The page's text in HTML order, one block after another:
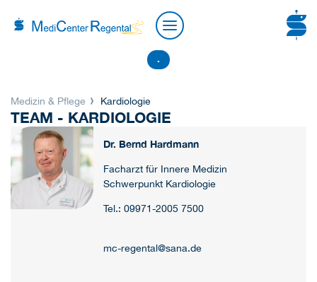
.
Medizin & Pflege Kardiologie
TEAM - KARDIOLOGIE
Dr. Bernd Hardmann
Facharzt für Innere Medizin
Schwerpunkt Kardiologie
Tel.: 09971-2005 7500
mc-regental@sana.de